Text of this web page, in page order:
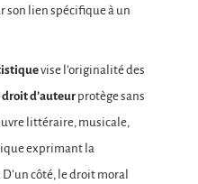
son lien spécifique à un
vise l’originalité des
droit d’auteurprotège sans
littéraire, musicale,
exprimant la
côté, le droit moral